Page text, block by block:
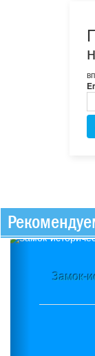
Замок-
Previous